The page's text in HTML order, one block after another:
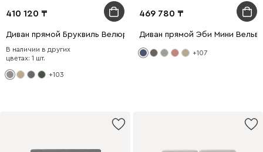
410 120
Диван прямой Бруквиль Велюр Светло-серый
В наличии в других
цветах: 1 шт.
+103
469 780
Диван прямой Эби Мини
+107